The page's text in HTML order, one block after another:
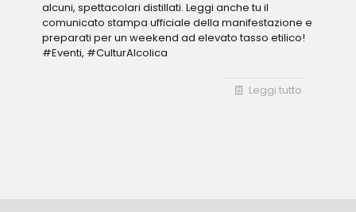
alcuni, spettacolari distillati. Leggi anche tu il
comunicato stampa ufficiale della manifestazione e
preparati per un weekend ad elevato tasso etilico!
#Eventi, #CulturAlcolica
Leggi tutto